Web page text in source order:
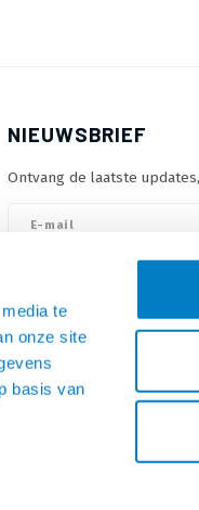
te
onze site
basis van
NIEUWSBRIEF
Ontvang de laatste
VOLG ONS